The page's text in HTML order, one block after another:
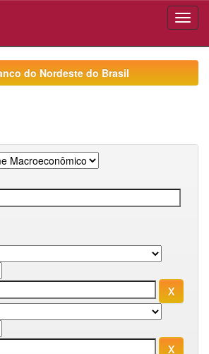
do Nordeste do Brasil